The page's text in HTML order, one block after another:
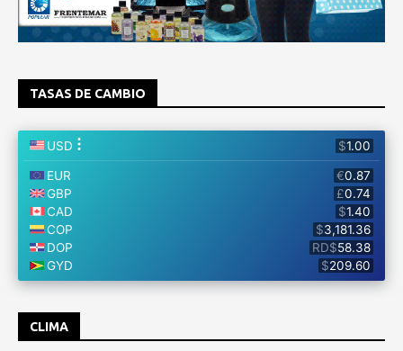
TASAS DE CAMBIO
CLIMA